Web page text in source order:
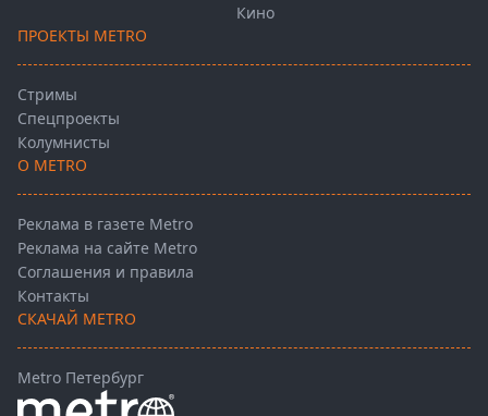
Кино
ПРОЕКТЫ METRO
Стримы
Спецпроекты
Колумнисты
О METRO
Реклама в газете Metro
Реклама на сайте Metro
Соглашения и правила
Контакты
СКАЧАЙ METRO
Metro Петербург